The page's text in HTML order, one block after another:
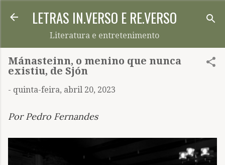
Pular para o conteúdo principal
LETRAS IN.VERSO E RE.VERSO
Literatura e entretenimento
Mánasteinn, o menino que nunca
existiu, de Sjón
- quinta-feira, abril 20, 2023
Por Pedro Fernandes